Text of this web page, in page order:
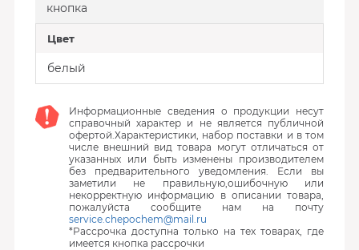
кнопка
Цвет
белый
Информационные сведения о продукции несут
справочный характер и не является публичной
офертой.Характеристики, набор поставки и в том
числе внешний вид товара могут отличаться от
указанных или быть изменены производителем
без предварительного уведомления. Если вы
заметили не правильную,ошибочную или
некорректную информацию в описании товара,
пожалуйста сообщите нам на почту
service.chepochem@mail.ru
*Рассрочка доступна только на тех товарах, где
имеется кнопка рассрочки